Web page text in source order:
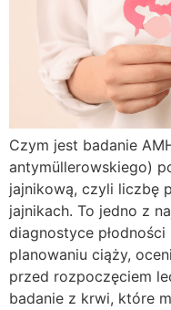
Czym jest badanie
antymüllerowskiego)
jajnikową, czyli liczbę
jajnikach. To jedno z
diagnostyce
planowaniu ciąży,
przed rozpoczęciem
badanie z krwi, które